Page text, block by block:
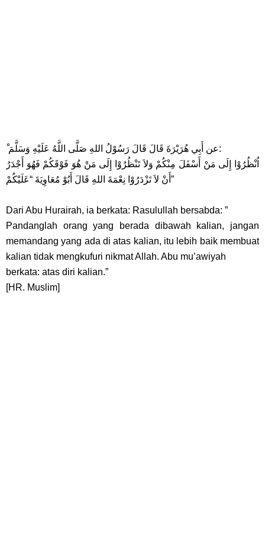
ْ عن أَبِي هُرَيْرَةَ قَالَ قَالَ رَسُوْلُ اللهِ صَلَّى اللَّهُ عَلَيْهِ وَسَلَّمَ:
اُنْظُرُوْا إِلَى مَنْ أَسْفَلَ مِنْكُمْ وَلاَ تَنْظُرُوْا إِلَى مَنْ هُوَ فَوْقَكُمْ فَهُوَ أَجْدَرُ
أَنْ لاَ تَزْدَرُوْا نِعْمَةَ اللهِ قَالَ أَبُوْ مُعَاوِيَةَ “عَلَيْكُمْ”
Dari Abu Hurairah, ia berkata: Rasulullah bersabda: ”
Pandanglah orang yang berada dibawah kalian, jangan
memandang yang ada di atas kalian, itu lebih baik membuat
kalian tidak mengkufuri nikmat Allah. Abu mu’awiyah
berkata: atas diri kalian.”
[HR. Muslim]